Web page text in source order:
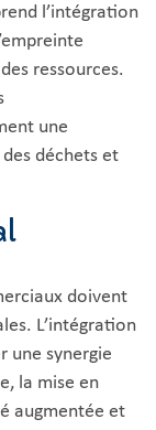
l’intégration
ressources.
une
déchets et
doivent
L’intégration
une synergie
la mise en
augmentée et